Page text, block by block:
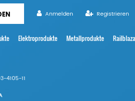
Anmelden Registrieren
Elektroprodukte Metallprodukte Railblaza
4105-11